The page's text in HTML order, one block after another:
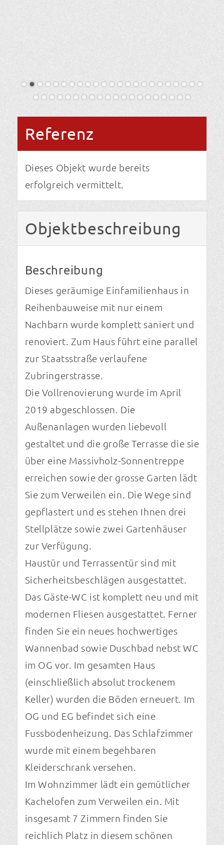
Referenz
Dieses Objekt wurde bereits
erfolgreich vermittelt.
Objekt­beschreibung
Beschreibung
Dieses geräumige Einfamilienhaus in
Reihenbauweise mit nur einem
Nachbarn wurde komplett saniert und
renoviert. Zum Haus führt eine parallel
zur Staatsstraße verlaufene
Zubringerstrasse.
Die Vollrenovierung wurde im April
2019 abgeschlossen. Die
Außenanlagen wurden liebevoll
gestaltet und die große Terrasse die sie
über eine Massivholz-Sonnentreppe
erreichen sowie der grosse Garten lädt
Sie zum Verweilen ein. Die Wege sind
gepflastert und es stehen Ihnen drei
Stellplätze sowie zwei Gartenhäuser
zur Verfügung.
Haustür und Terrassentür sind mit
Sicherheitsbeschlägen ausgestattet.
Das Gäste-WC ist komplett neu und mit
modernen Fliesen ausgestattet. Ferner
finden Sie ein neues hochwertiges
Wannenbad sowie Duschbad nebst WC
im OG vor. Im gesamten Haus
(einschließlich absolut trockenem
Keller) wurden die Böden erneuert. Im
OG und EG befindet sich eine
Fussbodenheizung. Das Schlafzimmer
wurde mit einem begehbaren
Kleiderschrank versehen.
Im Wohnzimmer lädt ein gemütlicher
Kachelofen zum Verweilen ein. Mit
insgesamt 7 Zimmern finden Sie
reichlich Platz in diesem schönen